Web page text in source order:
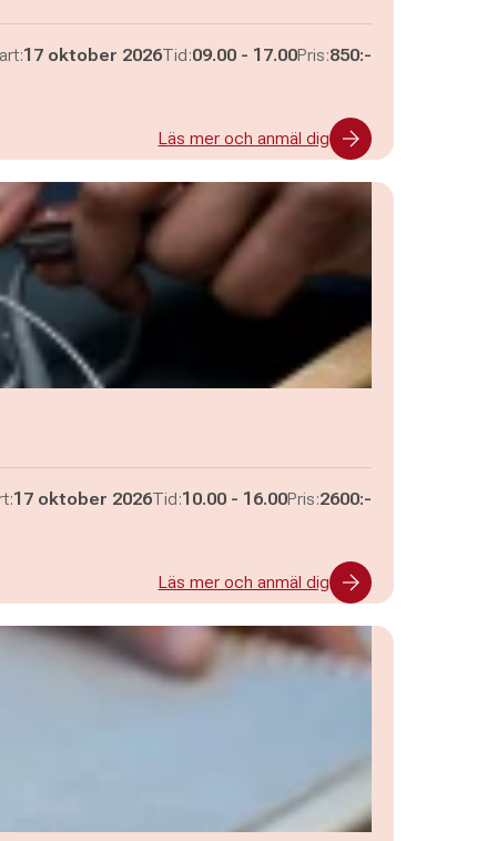
17 oktober 2026Tid:Pågår mellan
09.00 - och
17.00Pris:850:-
Läs mer och anmäl dig
17 oktober 2026Tid:Pågår mellan
10.00 - och
16.00Pris:2600:-
Läs mer och anmäl dig